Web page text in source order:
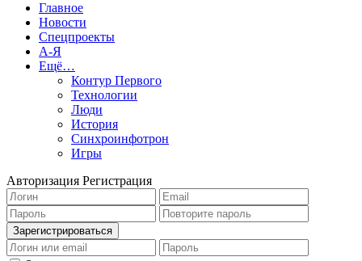
Главное
Новости
Спецпроекты
А-Я
Ещё…
Контур Первого
Технологии
Люди
История
Синхроинфотрон
Игры
Авторизация Регистрация